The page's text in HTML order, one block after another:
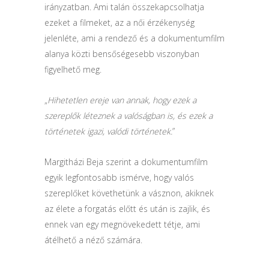
irányzatban. Ami talán összekapcsolhatja
ezeket a filmeket, az a női érzékenység
jelenléte, ami a rendező és a dokumentumfilm
alanya közti bensőségesebb viszonyban
figyelhető meg.
„Hihetetlen ereje van annak, hogy ezek a
szereplők léteznek a valóságban is, és ezek a
történetek igazi, valódi történetek.”
Margitházi Beja szerint a dokumentumfilm
egyik legfontosabb ismérve, hogy valós
szereplőket követhetünk a vásznon, akiknek
az élete a forgatás előtt és után is zajlik, és
ennek van egy megnövekedett tétje, ami
átélhető a néző számára.